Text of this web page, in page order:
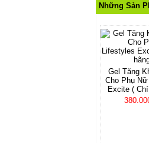
Những Sản
Gel Tăng
Cho Phụ
Excite (